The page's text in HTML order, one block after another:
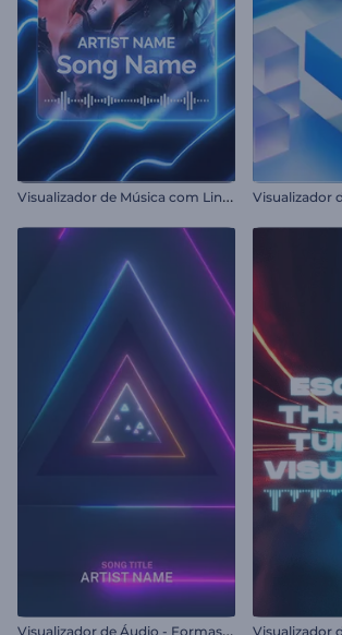
V
isualizador de Música com Linhas de Neon
V
isualizador de Áudio - Formas Pulsantes em Neon